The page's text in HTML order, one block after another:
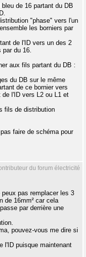
de 16 partant du DB
"phase" vers l'un
les borniers par
de l'ID vers un des 2
par du 16.
aux fils partant du DB :
du DB sur le même
de ce bornier vers
de l'ID vers L2 ou L1 et
fils de distribution
faire de schéma pour
du forum électricité
pas remplacer les 3
de 16mm² car cela
par derrière une
pouvez-vous me dire si
l'ID puisque maintenant